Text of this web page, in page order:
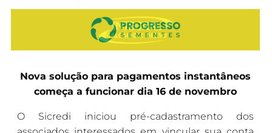
Nova solução para pagamentos instantâneos
começa a funcionar dia 16 de novembro
O Sicredi iniciou pré-cadastramento dos